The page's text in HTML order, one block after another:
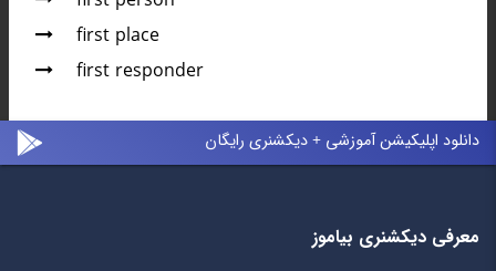
first place
first responder
دانلود اپلیکیشن آموزشی + دیکشنری رایگان
معرفی دیکشنری بیاموز